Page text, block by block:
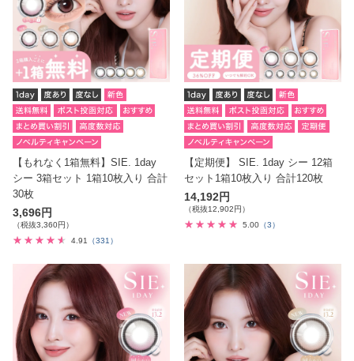
【もれなく1箱無料】SIE. 1day
シー 3箱セット 1箱10枚入り 合計
30枚
3,696円
（税抜3,360円）
4.91
（331）
【定期便】 SIE. 1day シー 12箱
セット1箱10枚入り 合計120枚
14,192円
（税抜12,902円）
5.00 （3）